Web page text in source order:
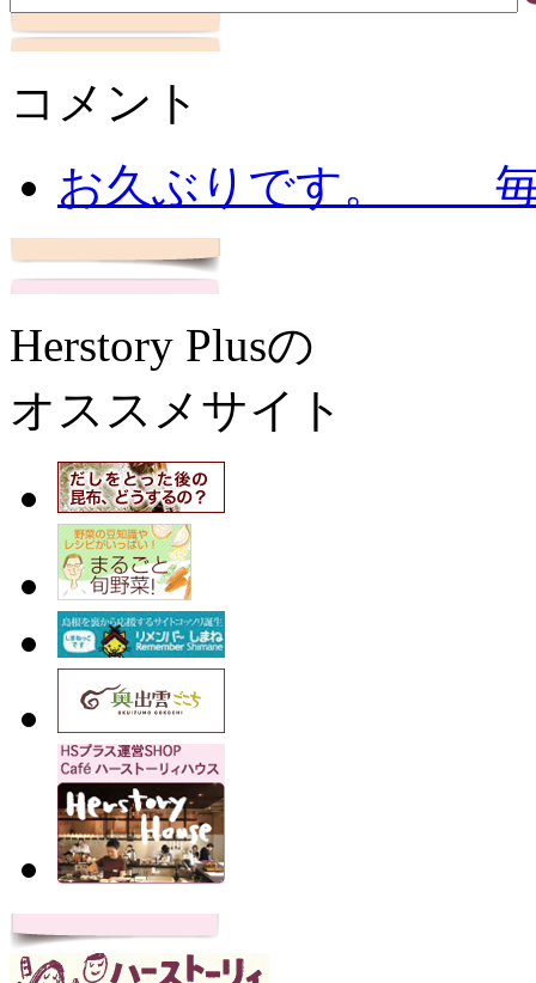
コメント
お久ぶりです。 毎
Herstory Plusの
オススメサイト